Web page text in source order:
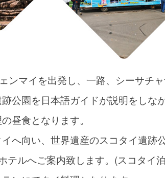
ンマイを出発し、一路、シーサチャ
公園を日本語ガイドが説明をしな
昼食となります。
へ向い、世界遺産のスコタイ遺跡
テルへご案内致します。(スコタイ